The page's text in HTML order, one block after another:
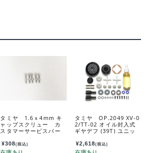
タミヤ 1.6ｘ4mm キ
ャップスクリュー カ
スタマーサービスパー
¥308(税込)
タミヤ OP.2049 XV-0
2/TT-02 オイル封入式
ギヤデフ (39T) ユニッ
¥2,618(税込)